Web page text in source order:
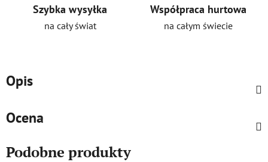
Szybka wysyłka
na cały świat
Współpraca hurtowa
na całym świecie
Opis
Ocena
Podobne produkty